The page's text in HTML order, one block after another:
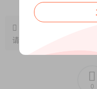
│ 18.【多多场景】多多搜
│ 19.【全站推广】全站推
│ 20.【全站推广】全站推
│ 21.【放心推】放心推的
请注明出处~~~
0